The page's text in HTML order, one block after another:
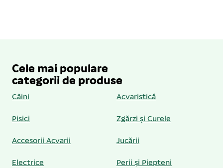
Cele mai populare
categorii de produse
Câini Acvaristică
Pisici Zgărzi și Curele
Accesorii Acvarii Jucării
Electrice Perii și Piepteni